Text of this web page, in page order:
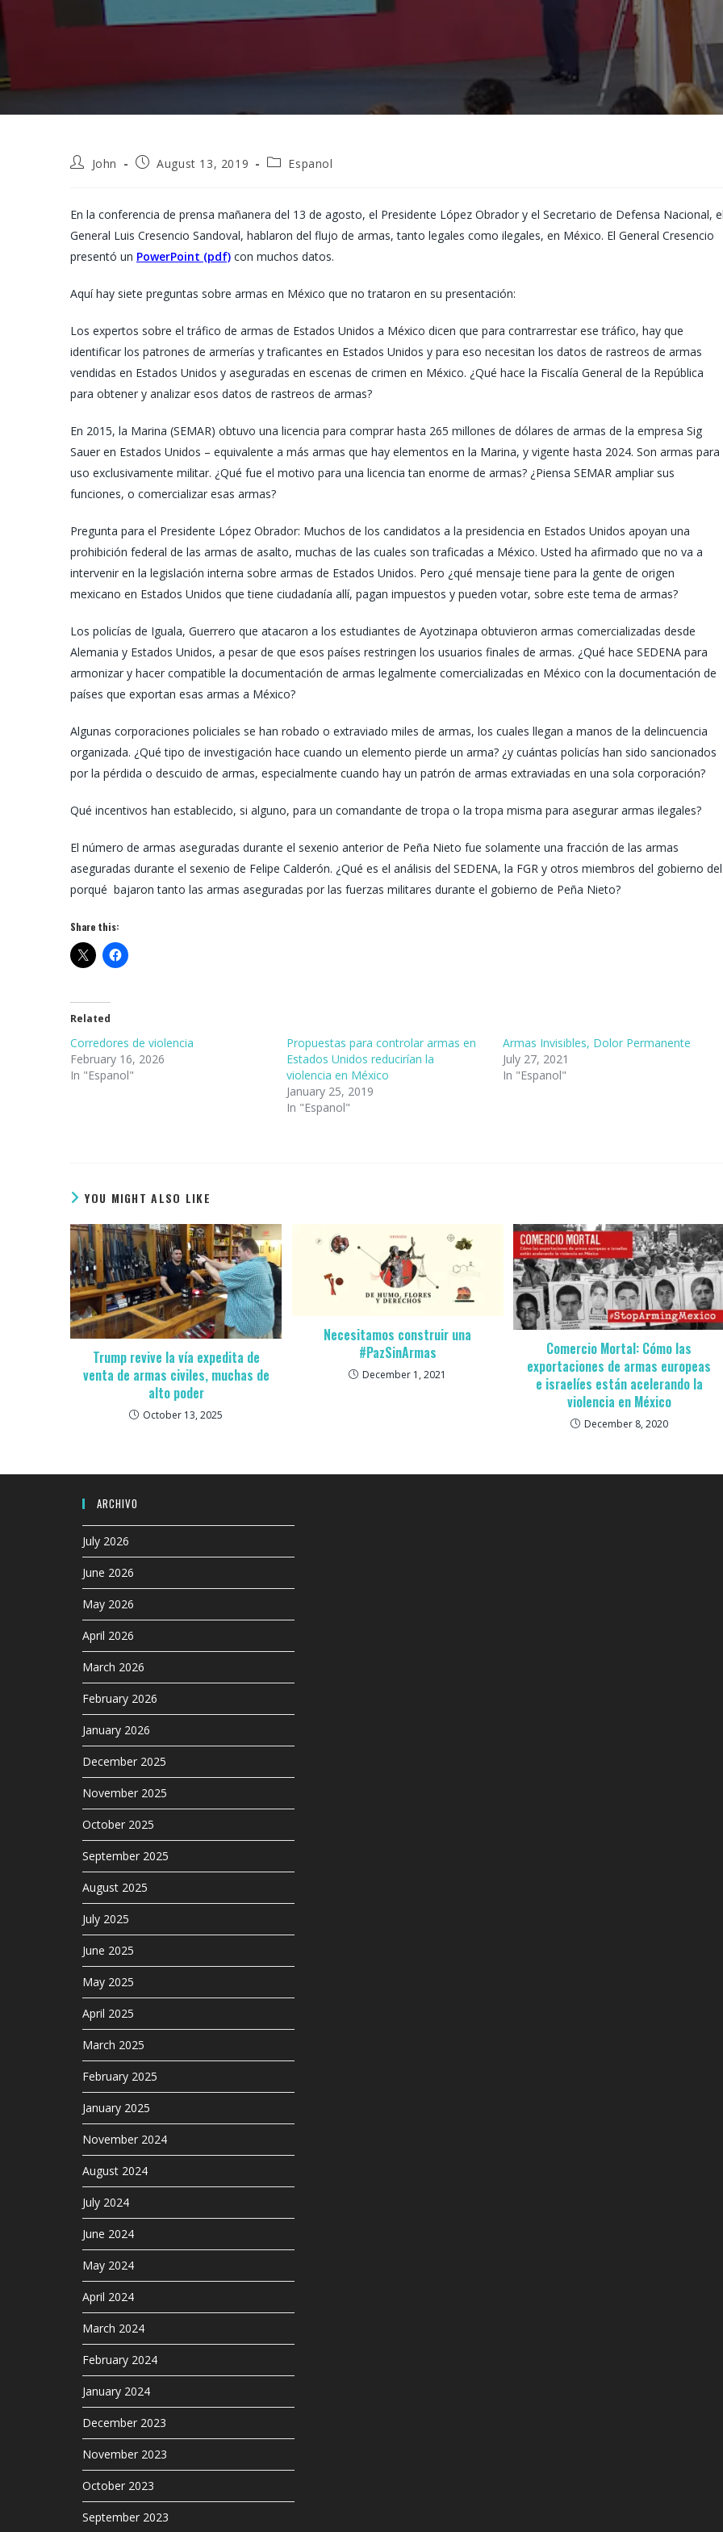
PostJohn
PostAugust 13, 2019
PostEspanol
En la conferencia de prensa mañanera del 13 de agosto, el Presidente López Obrador y el Secretario de Defensa Nacional, el
General Luis Cresencio Sandoval, hablaron del flujo de armas, tanto legales como ilegales, en México. El General Cresencio
presentó un PowerPoint (pdf) con muchos datos.
Aquí hay siete preguntas sobre armas en México que no trataron en su presentación:
Los expertos sobre el tráfico de armas de Estados Unidos a México dicen que para contrarrestar ese tráfico, hay que
identificar los patrones de armerías y traficantes en Estados Unidos y para eso necesitan los datos de rastreos de armas
vendidas en Estados Unidos y aseguradas en escenas de crimen en México. ¿Qué hace la Fiscalía General de la República
para obtener y analizar esos datos de rastreos de armas?
En 2015, la Marina (SEMAR) obtuvo una licencia para comprar hasta 265 millones de dólares de armas de la empresa Sig
Sauer en Estados Unidos – equivalente a más armas que hay elementos en la Marina, y vigente hasta 2024. Son armas para
uso exclusivamente militar. ¿Qué fue el motivo para una licencia tan enorme de armas? ¿Piensa SEMAR ampliar sus
funciones, o comercializar esas armas?
Pregunta para el Presidente López Obrador: Muchos de los candidatos a la presidencia en Estados Unidos apoyan una
prohibición federal de las armas de asalto, muchas de las cuales son traficadas a México. Usted ha afirmado que no va a
intervenir en la legislación interna sobre armas de Estados Unidos. Pero ¿qué mensaje tiene para la gente de origen
mexicano en Estados Unidos que tiene ciudadanía allí, pagan impuestos y pueden votar, sobre este tema de armas?
Los policías de Iguala, Guerrero que atacaron a los estudiantes de Ayotzinapa obtuvieron armas comercializadas desde
Alemania y Estados Unidos, a pesar de que esos países restringen los usuarios finales de armas. ¿Qué hace SEDENA para
armonizar y hacer compatible la documentación de armas legalmente comercializadas en México con la documentación de
países que exportan esas armas a México?
Algunas corporaciones policiales se han robado o extraviado miles de armas, los cuales llegan a manos de la delincuencia
organizada. ¿Qué tipo de investigación hace cuando un elemento pierde un arma? ¿y cuántas policías han sido sancionados
por la pérdida o descuido de armas, especialmente cuando hay un patrón de armas extraviadas en una sola corporación?
Qué incentivos han establecido, si alguno, para un comandante de tropa o la tropa misma para asegurar armas ilegales?
El número de armas aseguradas durante el sexenio anterior de Peña Nieto fue solamente una fracción de las armas
aseguradas durante el sexenio de Felipe Calderón. ¿Qué es el análisis del SEDENA, la FGR y otros miembros del gobierno del
porqué bajaron tanto las armas aseguradas por las fuerzas militares durante el gobierno de Peña Nieto?
Share this:
Related
Corredores de violencia
February 16, 2026
In "Espanol"
Propuestas para controlar armas en
Estados Unidos reducirían la
violencia en México
January 25, 2019
In "Espanol"
Armas Invisibles, Dolor Permanente
July 27, 2021
In "Espanol"
YOU MIGHT ALSO LIKE
Trump revive la vía expedita de
venta de armas civiles, muchas de
alto poder
October 13, 2025
Necesitamos construir una
#PazSinArmas
December 1, 2021
Comercio Mortal: Cómo las
exportaciones de armas europeas
e israelíes están acelerando la
violencia en México
December 8, 2020
ARCHIVO
July 2026
June 2026
May 2026
April 2026
March 2026
February 2026
January 2026
December 2025
November 2025
October 2025
September 2025
August 2025
July 2025
June 2025
May 2025
April 2025
March 2025
February 2025
January 2025
November 2024
August 2024
July 2024
June 2024
May 2024
April 2024
March 2024
February 2024
January 2024
December 2023
November 2023
October 2023
September 2023